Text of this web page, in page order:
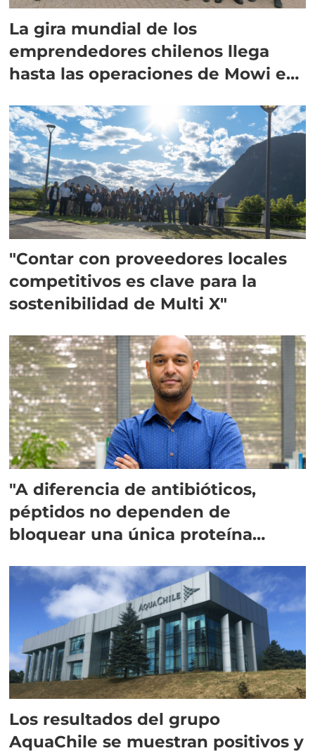
La gira mundial de los
emprendedores chilenos llega
hasta las operaciones de Mowi en
"Contar con proveedores locales
competitivos es clave para la
sostenibilidad de Multi X"
"A diferencia de antibióticos,
péptidos no dependen de
bloquear una única proteína
Los resultados del grupo
AquaChile se muestran positivos y